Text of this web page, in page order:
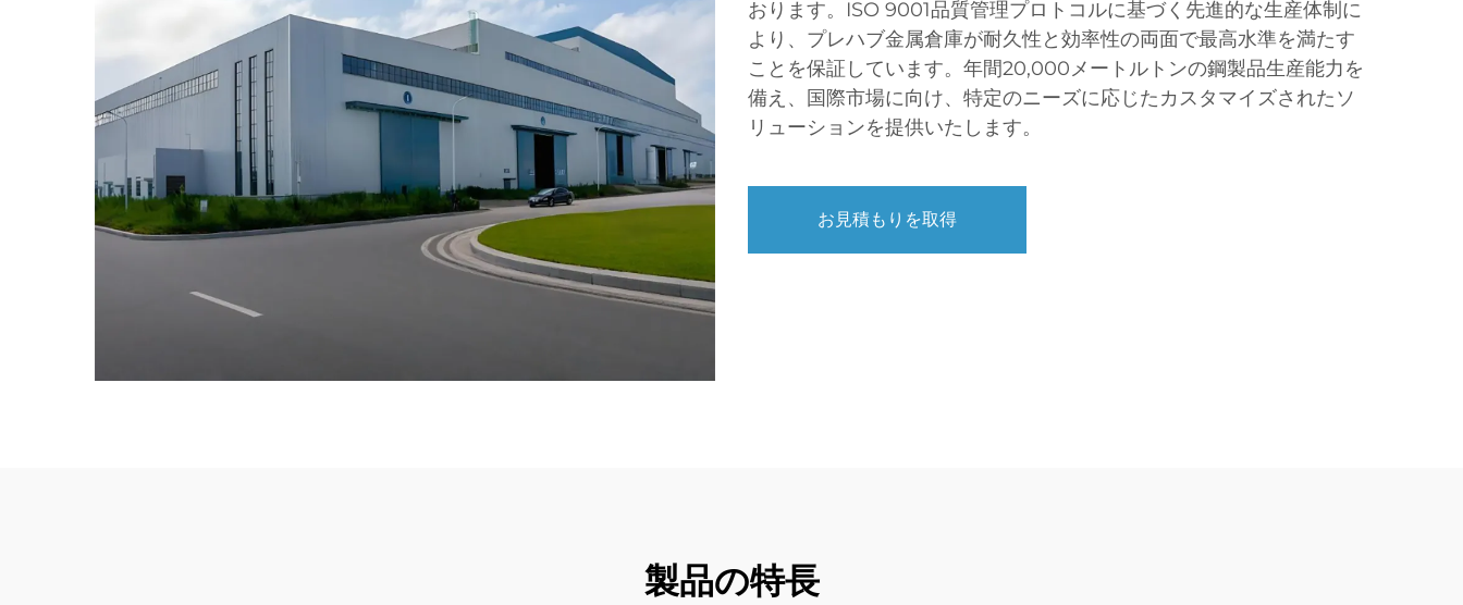
おります。ISO 9001品質管理プロトコルに基づく先進的な生産体制に
より、プレハブ金属倉庫が耐久性と効率性の両面で最高水準を満たす
ことを保証しています。年間20,000メートルトンの鋼製品生産能力を
備え、国際市場に向け、特定のニーズに応じたカスタマイズされたソ
リューションを提供いたします。
お見積もりを取得
製品の特長